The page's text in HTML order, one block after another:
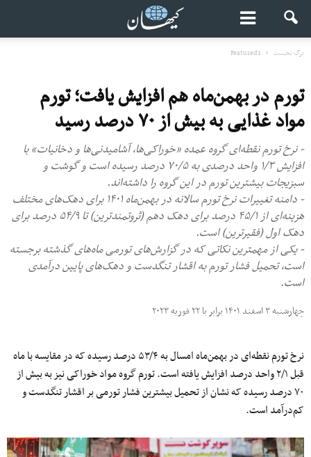
برگ نخست Featured1
تورم در بهمن‌ماه هم افزایش یافت؛ تورم
مواد غذایی به بیش از ۷۰ درصد رسید
- نرخ تورم نقطه‌ای گروه عمده «خوراکی‌ها، آشامیدنی‌ها و دخانیات» با
افزایش ۱/۳ واحد درصدی به ۷۰/۵ درصد رسیده است و گوشت و
سبزیجات بیشترین تورم در این گروه را داشته‌اند.
- دامنه تغییرات نرخ تورم سالانه در بهمن‌ماه ۱۴۰۱ برای دهک‌های مختلف
هزینه‌ای از ۴۵/۱ درصد برای دهک دهم (ثروتمندترین) تا ۵۴/۹ درصد برای
دهک اول (فقیرترین) است.
- یکی از مهمترین نکاتی که در گزارش‌های تورمی ماه‌های گذشته برجسته
است، تحمیل فشار تورم به اقشار تنگدست و دهک‌های پایین درآمدی
است.
چهارشنبه ۳ اسفند ۱۴۰۱ برابر با ۲۲ فوریه ۲۰۲۳
نرخ تورم نقطه‌ای در بهمن‌ماه امسال به ۵۳/۴ درصد رسیده که در مقایسه با ماه
قبل ۲/۱ واحد درصد افزایش یافته است. تورم گروه مواد خوراکی نیز به بیش از
۷۰ درصد رسیده که نشان از تحمیل بیشترین فشار تورمی بر اقشار تنگدست و
کم‌درآمد است.